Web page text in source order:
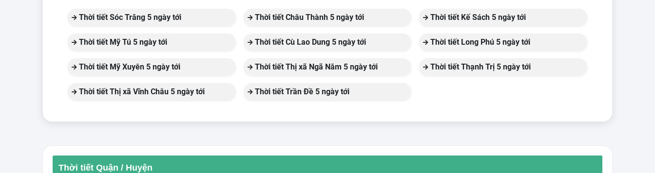
Thời tiết Sóc Trăng 5 ngày tới Thời tiết Châu Thành 5 ngày tới Thời tiết Kế Sách 5 ngày tới
Thời tiết Mỹ Tú 5 ngày tới Thời tiết Cù Lao Dung 5 ngày tới Thời tiết Long Phú 5 ngày tới
Thời tiết Mỹ Xuyên 5 ngày tới Thời tiết Thị xã Ngã Năm 5 ngày tới Thời tiết Thạnh Trị 5 ngày tới
Thời tiết Thị xã Vĩnh Châu 5 ngày tới Thời tiết Trần Đề 5 ngày tới
Thời tiết Quận / Huyện